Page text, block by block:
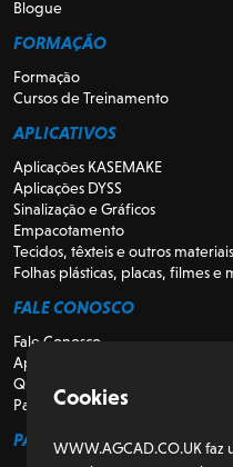
Blogue
FORMAÇÃO
Formação
Cursos de Treinamento
APLICATIVOS
Aplicações KASEMAKE
Aplicações DYSS
Sinalização e Gráficos
Empacotamento
Tecidos, têxteis e outros materiais
Folhas plásticas, placas, filmes e
FALE CONOSCO
Fale Conosco
Apoio
Quem somos
Para Revendedores
PARA CLIENTES
Cookies
WWW.AGCAD.CO.UK faz